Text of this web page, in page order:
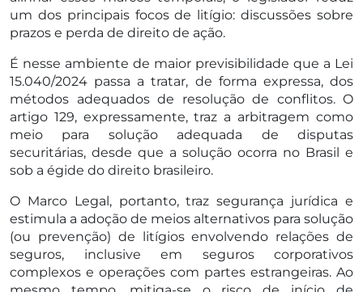
um dos principais focos de litígio: discussões sobre
prazos e perda de direito de ação.
É nesse ambiente de maior previsibilidade que a Lei
15.040/2024 passa a tratar, de forma expressa, dos
métodos adequados de resolução de conflitos. O
artigo 129, expressamente, traz a arbitragem como
meio para solução adequada de disputas
securitárias, desde que a solução ocorra no Brasil e
sob a égide do direito brasileiro.
O Marco Legal, portanto, traz segurança jurídica e
estimula a adoção de meios alternativos para solução
(ou prevenção) de litígios envolvendo relações de
seguros, inclusive em seguros corporativos
complexos e operações com partes estrangeiras. Ao